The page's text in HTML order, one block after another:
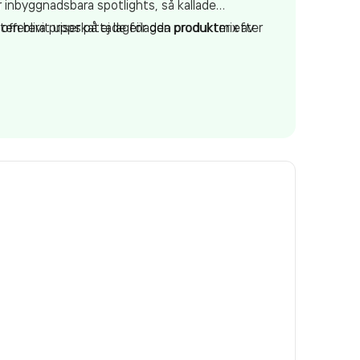
spotlights, så kallade
priser på ej lagerlagda produkter efter